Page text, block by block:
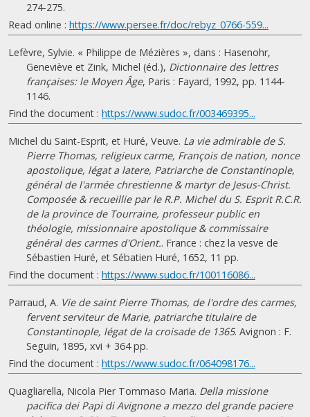
274-275.
Read online : https://www.persee.fr/doc/rebyz_0766-559...
Lefèvre, Sylvie. « Philippe de Mézières », dans : Hasenohr,
Geneviève et Zink, Michel (éd.), Dictionnaire des lettres
françaises: le Moyen Âge, Paris : Fayard, 1992, pp. 1144-
1146.
Find the document : https://www.sudoc.fr/003469395...
Michel du Saint-Esprit, et Huré, Veuve. La vie admirable de S.
Pierre Thomas, religieux carme, François de nation, nonce
apostolique, légat a latere, Patriarche de Constantinople,
général de l'armée chrestienne & martyr de Jesus-Christ.
Composée & recueillie par le R.P. Michel du S. Esprit R.C.R.
de la province de Tourraine, professeur public en
théologie, missionnaire apostolique & commissaire
général des carmes d'Orient.. France : chez la vesve de
Sébastien Huré, et Sébatien Huré, 1652, 11 pp.
Find the document : https://www.sudoc.fr/100116086...
Parraud, A. Vie de saint Pierre Thomas, de l'ordre des carmes,
fervent serviteur de Marie, patriarche titulaire de
Constantinople, légat de la croisade de 1365. Avignon : F.
Seguin, 1895, xvi + 364 pp.
Find the document : https://www.sudoc.fr/064098176...
Quagliarella, Nicola Pier Tommaso Maria. Della missione
pacifica dei Papi di Avignone a mezzo del grande paciere